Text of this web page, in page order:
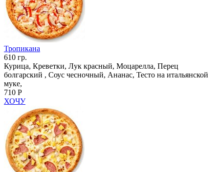
Тропикана
610 гр.
Курица, Креветки, Лук красный, Моцарелла, Перец
болгарский , Соус чесночный, Ананас, Тесто на итальянской
муке,
710 Р
ХОЧУ